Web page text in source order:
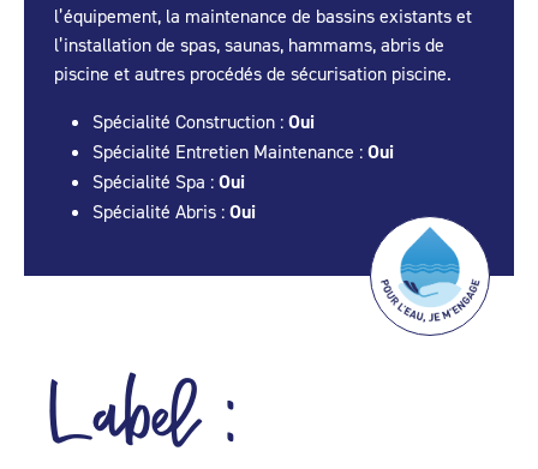
l’équipement, la maintenance de bassins existants et
l’installation de spas, saunas, hammams, abris de
piscine et autres procédés de sécurisation piscine.
Spécialité Construction : Oui
Spécialité Entretien Maintenance : Oui
Spécialité Spa : Oui
Spécialité Abris : Oui
Label :